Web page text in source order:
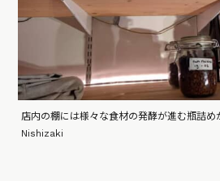
店内の棚には様々な食材の発酵が進む瓶詰
Nishizaki